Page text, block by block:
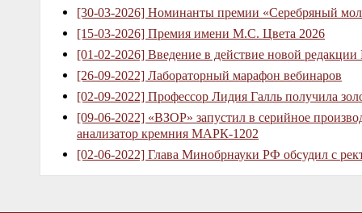
[30-03-2026] Номинанты премии «Серебряный
[15-03-2026] Премия имени М.С. Цвета 2026
[01-02-2026] Введение в действие новой
[26-09-2022] Лабораторный марафон вебинаров
[02-09-2022] Профессор Лидия Галль получила
[09-06-2022] «ВЗОР» запустил в серийное
анализатор кремния МАРК-1202
[02-06-2022] Глава Минобрнауки РФ обсудил с